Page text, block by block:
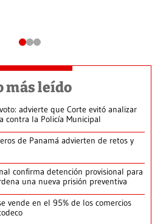
más leído
advierte que Corte evitó analizar
contra la Policía Municipal
de Panamá advierten de retos y
confirma detención provisional para
una nueva prisión preventiva
vende en el 95% de los comercios